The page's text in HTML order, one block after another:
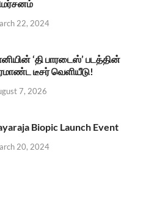
22, 2024
‘தி பாரடைஸ்’ படத்தின்
டீசர் வெளியீடு!
7, 2026
Biopic Launch Event
20, 2024